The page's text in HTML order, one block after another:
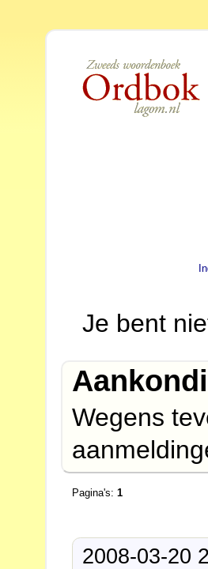
Je bent
Wegens
Pagina's:1
2008-03-20